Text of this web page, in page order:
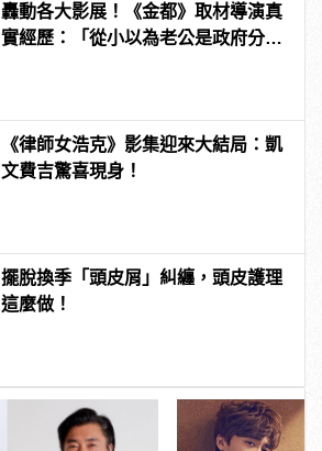
轟動各大影展！《金都》取材導演真
實經歷：「從小以為老公是政府分
《律師女浩克》影集迎來大結局：凱
文費吉驚喜現身！
擺脫換季「頭皮屑」糾纏，頭皮護理
這麼做！